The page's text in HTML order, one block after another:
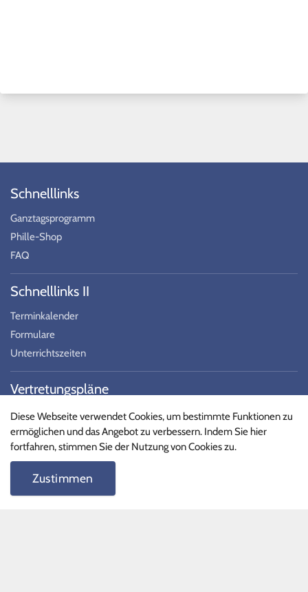
Schnelllinks
Ganztagsprogramm
Phille-Shop
FAQ
Schnelllinks II
Terminkalender
Formulare
Unterrichtszeiten
Vertretungspläne
Schüler
Lehrer
Stundenpläne
Social Media
Diese Webseite verwendet Cookies, um bestimmte Funktionen zu
ermöglichen und das Angebot zu verbessern. Indem Sie hier
fortfahren, stimmen Sie der Nutzung von Cookies zu.
Zustimmen